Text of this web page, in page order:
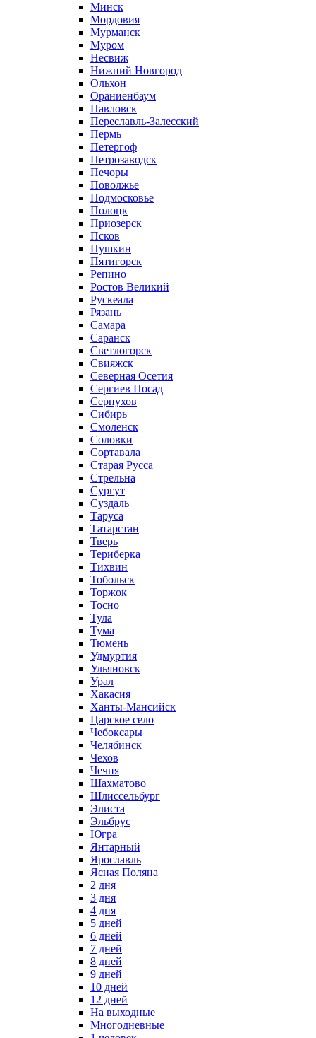
Минск
Мордовия
Мурманск
Муром
Несвиж
Нижний Новгород
Ольхон
Ораниенбаум
Павловск
Переславль-Залесский
Пермь
Петергоф
Петрозаводск
Печоры
Поволжье
Подмосковье
Полоцк
Приозерск
Псков
Пушкин
Пятигорск
Репино
Ростов Великий
Рускеала
Рязань
Самара
Саранск
Светлогорск
Свияжск
Северная Осетия
Сергиев Посад
Серпухов
Сибирь
Смоленск
Соловки
Сортавала
Старая Русса
Стрельна
Сургут
Суздаль
Таруса
Татарстан
Тверь
Териберка
Тихвин
Тобольск
Торжок
Тосно
Тула
Тума
Тюмень
Удмуртия
Ульяновск
Урал
Хакасия
Ханты-Мансийск
Царское село
Чебоксары
Челябинск
Чехов
Чечня
Шахматово
Шлиссельбург
Элиста
Эльбрус
Югра
Янтарный
Ярославль
Ясная Поляна
2 дня
3 дня
4 дня
5 дней
6 дней
7 дней
8 дней
9 дней
10 дней
12 дней
На выходные
Многодневные